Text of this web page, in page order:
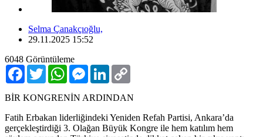
Selma Çanakçıoğlu,
29.11.2025 15:52
6048 Görüntüleme
Facebook
TwitterWhatsAppMessenger
LinkedIn
BİR KONGRENİN ARDINDAN
Fatih Erbakan liderliğindeki Yeniden Refah Partisi, Ankara’da
gerçekleştirdiği 3. Olağan Büyük Kongre ile hem katılım hem